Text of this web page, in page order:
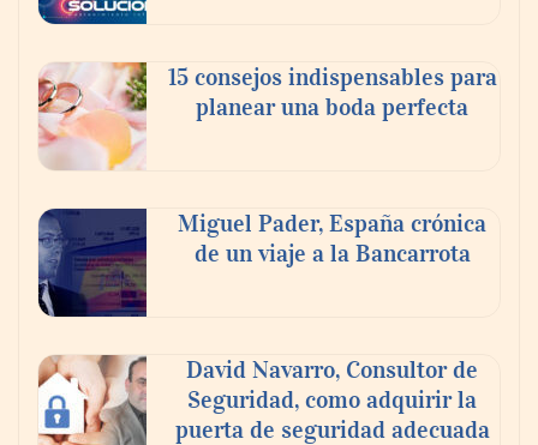
mejoran su motivación, fluidez y logro de
objetivos, según un estudio
COSITAL valora positivamente el nuevo
modelo de colaboración para reforzar la
capacidad técnica de los ayuntamientos
15 consejos indispensables para
planear una boda perfecta
Miguel Pader, España crónica
de un viaje a la Bancarrota
David Navarro, Consultor de
Seguridad, como adquirir la
puerta de seguridad adecuada